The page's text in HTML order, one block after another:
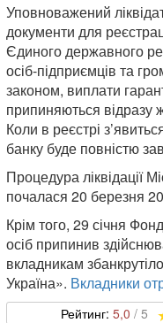
Уповноважений
документи для
Єдиного державного
осіб-підприємців та
законом, виплати
припиняються відразу
Коли в реєстрі
банку буде повністю
Процедура ліквідації
почалася 20 березня
Крім того, 29 січня
осіб припинив
вкладникам
Україна». Вкладники
5,0